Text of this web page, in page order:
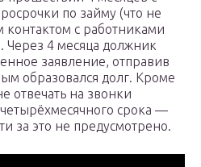
по займу (что не
контактом с работниками
4 месяца должник
заявление, отправив
образовался долг. Кроме
отвечать на звонки
срока —
за это не предусмотрено.